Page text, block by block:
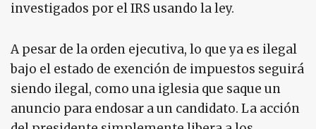
investigados por el IRS usando la ley.
A pesar de la orden ejecutiva, lo que ya es ilegal
bajo el estado de exención de impuestos seguirá
siendo ilegal, como una iglesia que saque un
anuncio para endosar a un candidato. La acción